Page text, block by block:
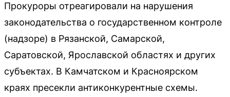
Прокуроры отреагировали на нарушения
законодательства о государственном контроле
(надзоре) в Рязанской, Самарской,
Саратовской, Ярославской областях и других
субъектах. В Камчатском и Красноярском
краях пресекли антиконкурентные схемы.